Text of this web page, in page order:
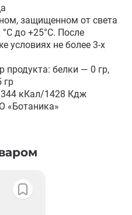
защищенном от света
°C до +25°С. После
условиях не более 3-х
продукта: белки — 0 гр,
гр
344 кКал/1428 Кдж
«Ботаника»